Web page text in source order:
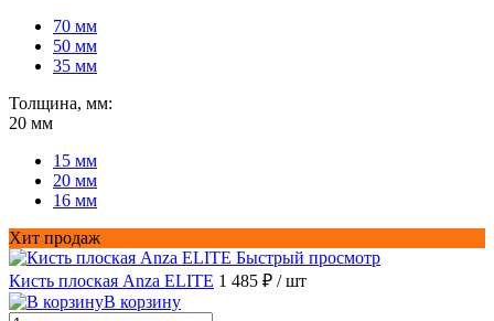
70 мм
50 мм
35 мм
Толщина, мм:
20 мм
15 мм
20 мм
16 мм
Хит продаж
Быстрый просмотр
Кисть плоская Anza ELITE 1 485 ₽ / шт
В корзину